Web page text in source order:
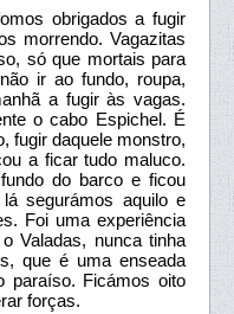
obrigados a fugir
morrendo. Vagazitas
só que mortais para
ir ao fundo, roupa,
a fugir às vagas.
o cabo Espichel. É
fugir daquele monstro,
a ficar tudo maluco.
do barco e ficou
segurámos aquilo e
Foi uma experiência
Valadas, nunca tinha
que é uma enseada
paraíso. Ficámos oito
forças.